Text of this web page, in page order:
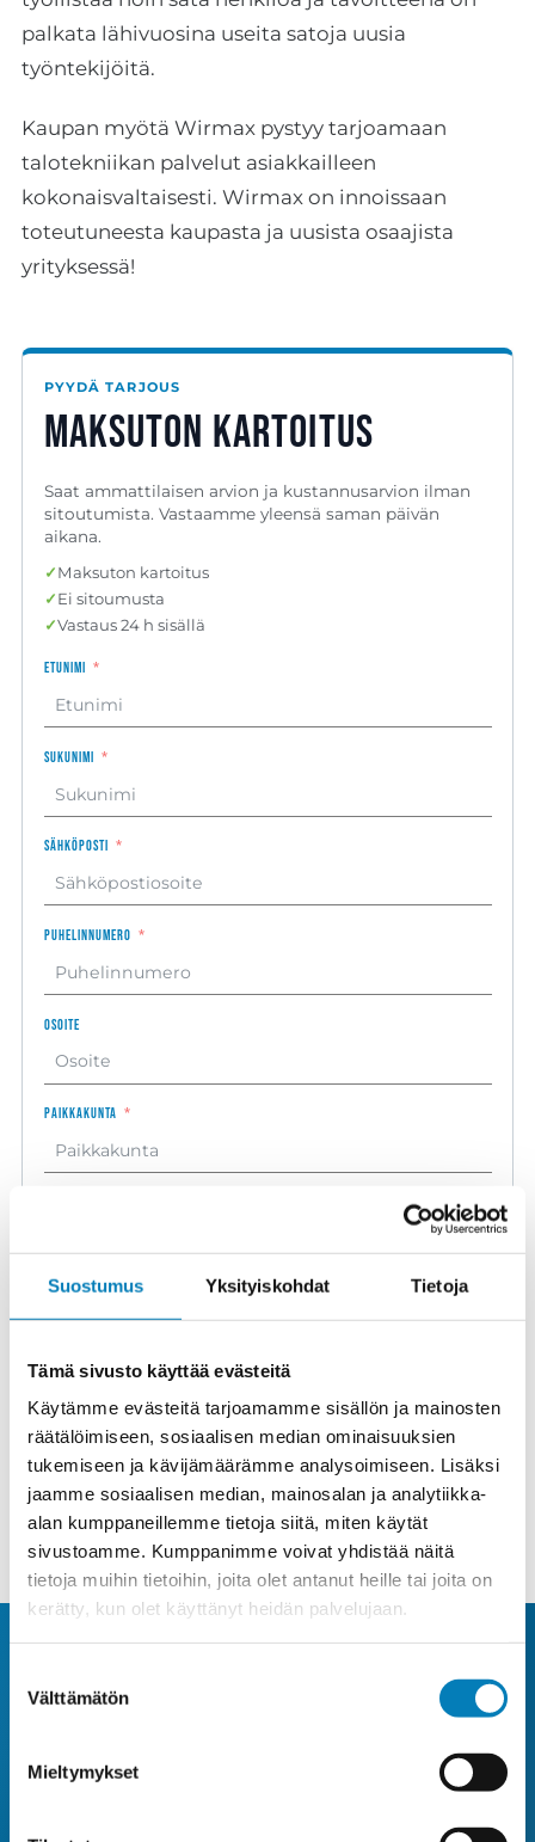
Suostumus Yksityiskohdat Tietoja
Tämä sivusto käyttää evästeitä
Käytämme evästeitä tarjoamamme sisällön ja mainosten
räätälöimiseen, sosiaalisen median ominaisuuksien
tukemiseen ja kävijämäärämme analysoimiseen. Lisäksi
jaamme sosiaalisen median, mainosalan ja analytiikka-
alan kumppaneillemme tietoja siitä, miten käytät
sivustoamme. Kumppanimme voivat yhdistää näitä
tietoja muihin tietoihin, joita olet antanut heille tai joita on
kerätty, kun olet käyttänyt heidän palvelujaan.
valinta
Välttämätön
Mieltymykset
palkata lähivuosina useita satoja uusia
työntekijöitä.
Kaupan myötä Wirmax pystyy tarjoamaan
talotekniikan palvelut asiakkailleen
kokonaisvaltaisesti. Wirmax on innoissaan
toteutuneesta kaupasta ja uusista osaajista
yrityksessä!
PYYDÄ TARJOUS
Maksuton kartoitus
Saat ammattilaisen arvion ja kustannusarvion ilman
sitoutumista. Vastaamme yleensä saman päivän
aikana.
✓Maksuton kartoitus
✓Ei sitoumusta
✓Vastaus 24 h sisällä
Etunimi
Sukunimi
Sähköposti
Puhelinnumero
Osoite
Paikkakunta
määrittelemällä tavalla.
Lähetä lomake
Pyydä maksuton tarjous
Wirmax on rakennusten teknologia-asiantuntija.
Saat sähkö-, LVI-, lämpöpumppu- ja